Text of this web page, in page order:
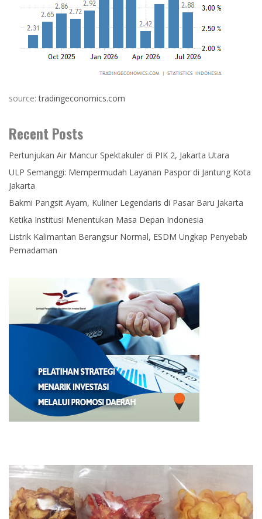
source:tradingeconomics.com
Recent Posts
Pertunjukan Air Mancur Spektakuler di PIK 2, Jakarta Utara
ULP Semanggi: Mempermudah Layanan Paspor di Jantung Kota
Jakarta
Bakmi Pangsit Ayam, Kuliner Legendaris di Pasar Baru Jakarta
Ketika Institusi Menentukan Masa Depan Indonesia
Listrik Kalimantan Berangsur Normal, ESDM Ungkap Penyebab
Pemadaman